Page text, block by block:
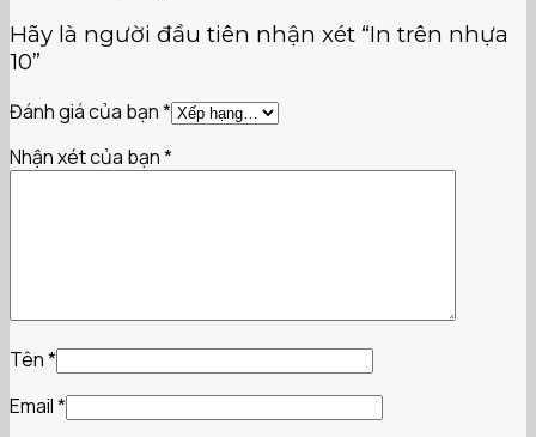
Hãy là người đầu tiên nhận xét “In trên nhựa
10”
Đánh giá của bạn*
Nhận xét của bạn*
Tên*
Email*